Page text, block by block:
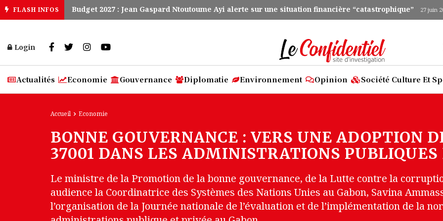
Login
Actualités Economie Gouvernance Diplomatie Environnement Opinion Société Culture Et
Accueil Economie
BONNE GOUVERNANCE : VERS UNE ADOPTION
37001 DANS LES ADMINISTRATIONS PUBLIQUES
Le ministre de la Promotion de la bonne gouvernance, de la Lutte contre la
audience la Coordinatrice des Systèmes des Nations Unies au Gabon, Savina
l’organisation de la Journée nationale de l’évaluation et de l’implémentation de la
FLASH INFOS Budget 2027 : Jean Gaspard Ntoutoume Ayi alerte sur une situation financière “catastrophique” 27 juin